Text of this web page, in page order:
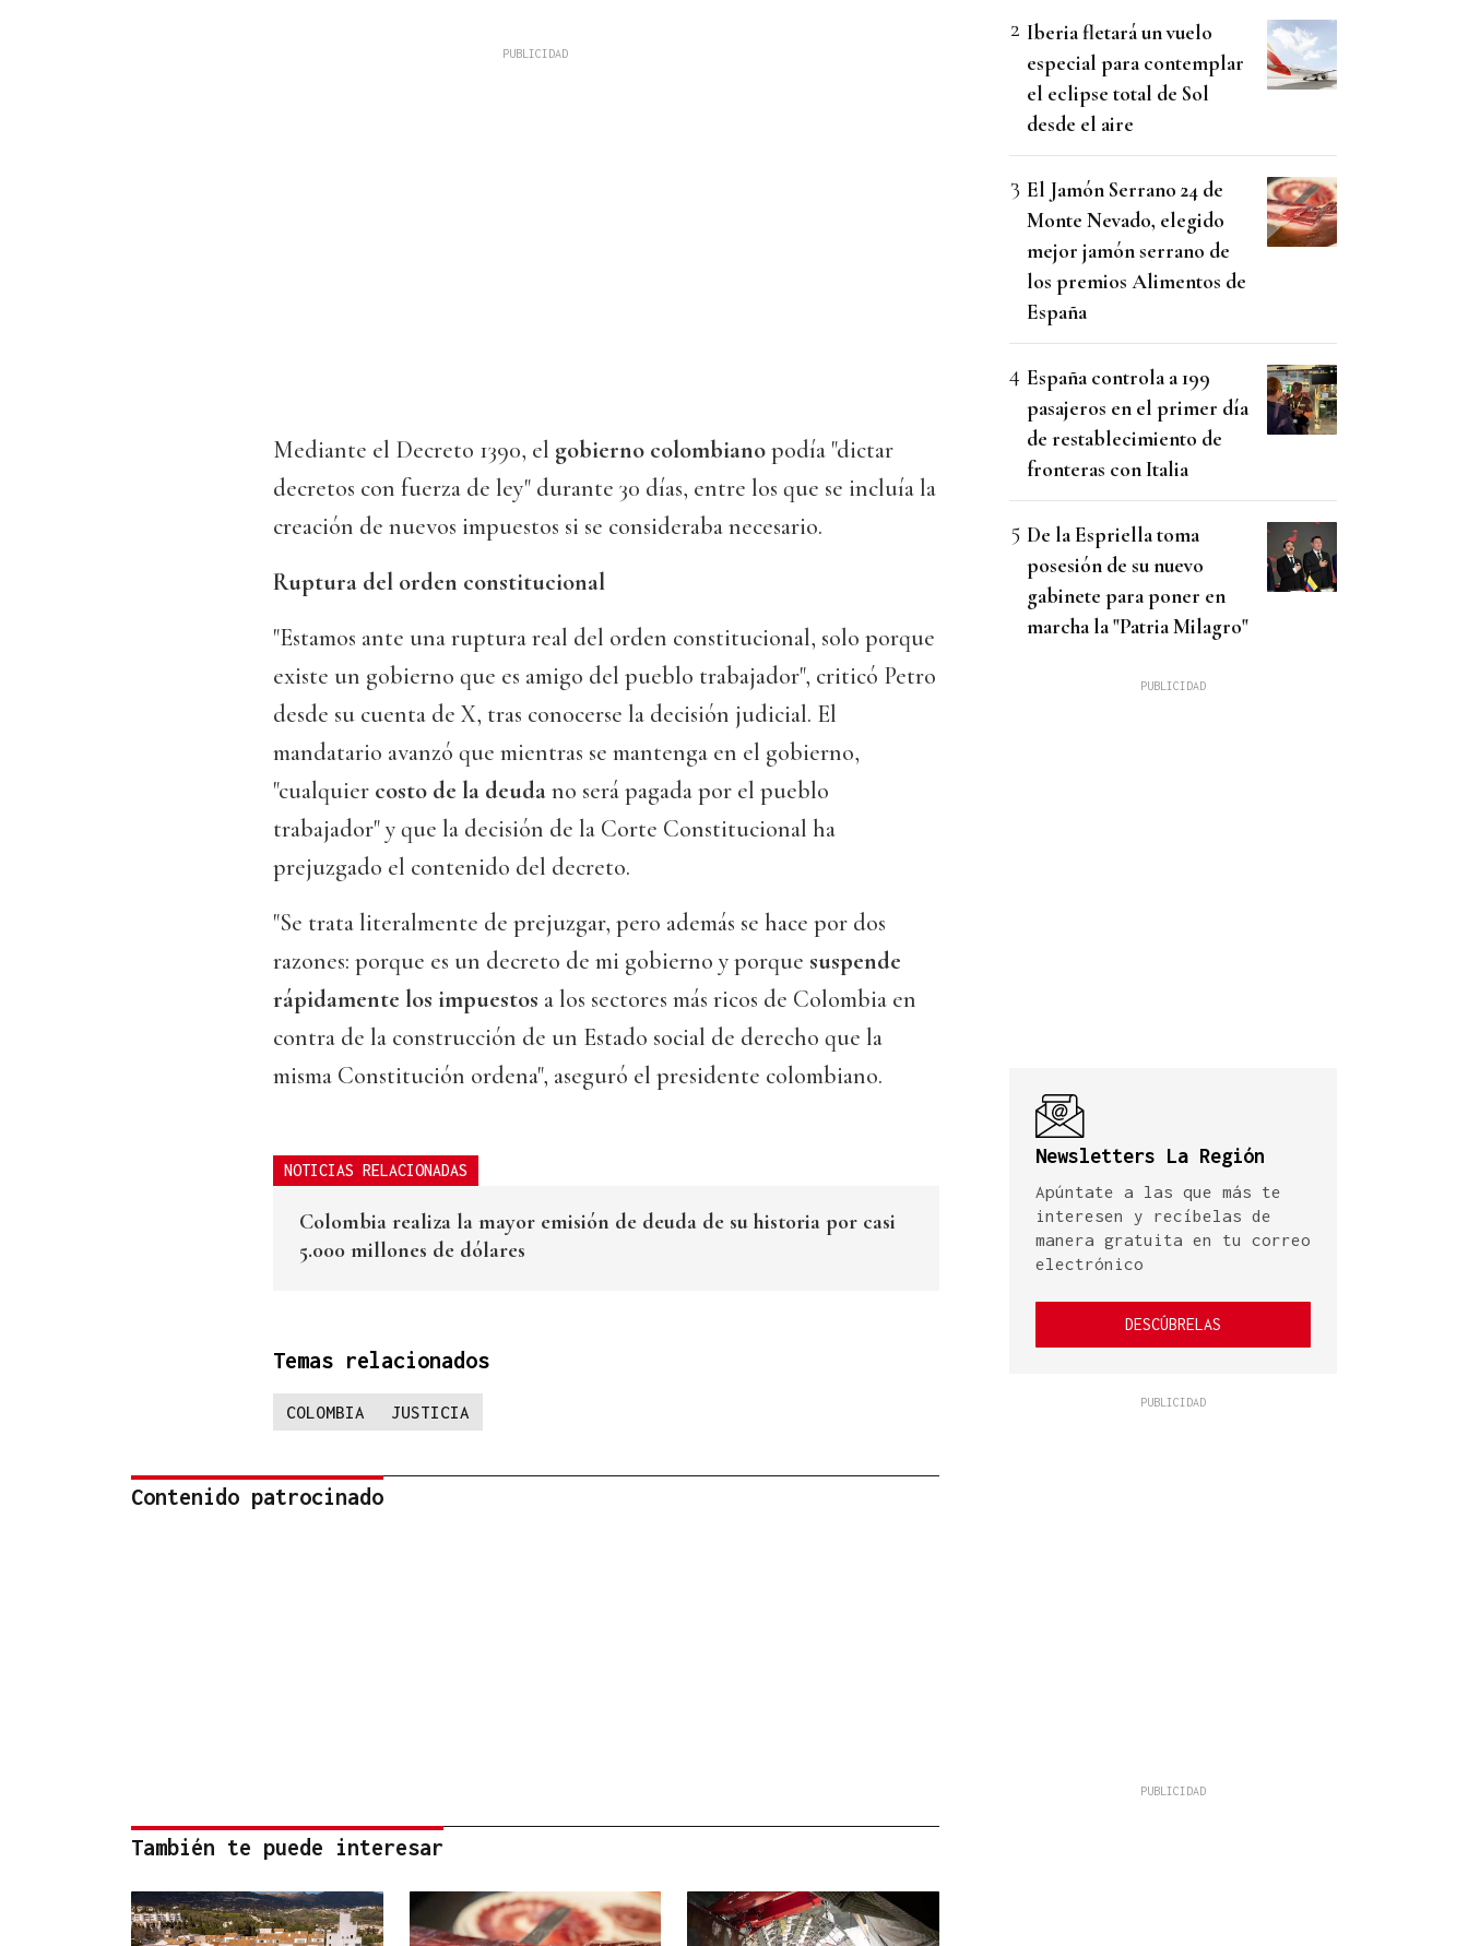
Mediante el Decreto 1390, el gobierno colombianopodía "dictar
decretos con fuerza de ley" durante 30 días, entre los que se incluía la
creación de nuevos impuestos si se consideraba necesario.
Ruptura del orden constitucional
"Estamos ante una ruptura real del orden constitucional, solo porque
existe un gobierno que es amigo del pueblo trabajador", criticó Petro
desde su cuenta de X, tras conocerse la decisión judicial. El
mandatario avanzó que mientras se mantenga en el gobierno,
"cualquier costo de la deudano será pagada por el pueblo
trabajador" y que la decisión de la Corte Constitucional ha
prejuzgado el contenido del decreto.
"Se trata literalmente de prejuzgar, pero además se hace por dos
razones: porque es un decreto de mi gobierno y porque suspende
rápidamente los impuestos a los sectores más ricos de Colombia en
contra de la construcción de un Estado social de derecho que la
misma Constitución ordena", aseguró el presidente colombiano.
NOTICIAS RELACIONADAS
Colombia realiza la mayor emisión de deuda de su historia por casi
5.000 millones de dólares
Temas relacionados
COLOMBIA JUSTICIA
Contenido patrocinado
También te puede interesar
Iberia fletará un vuelo
especial para contemplar
el eclipse total de Sol
desde el aire
El Jamón Serrano 24 de
Monte Nevado, elegido
mejor jamón serrano de
los premios Alimentos de
España
España controla a 199
pasajeros en el primer día
de restablecimiento de
fronteras con Italia
De la Espriella toma
posesión de su nuevo
gabinete para poner en
marcha la "Patria Milagro"
Newsletters La Región
Apúntate a las que más te
interesen y recíbelas de
manera gratuita en tu correo
electrónico
DESCÚBRELAS